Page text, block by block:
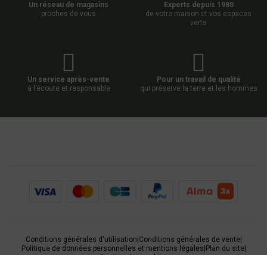
Un réseau de magasins
proches de vous
Experts depuis 1980
de votre maison et vos espaces
verts
Un service après-vente
à l’écoute et responsable
Pour un travail de qualité
qui préserve la terre et les hommes
Conditions générales d'utilisation Conditions générales de vente|
Politique de données personnelles et mentions légales Plan du site|